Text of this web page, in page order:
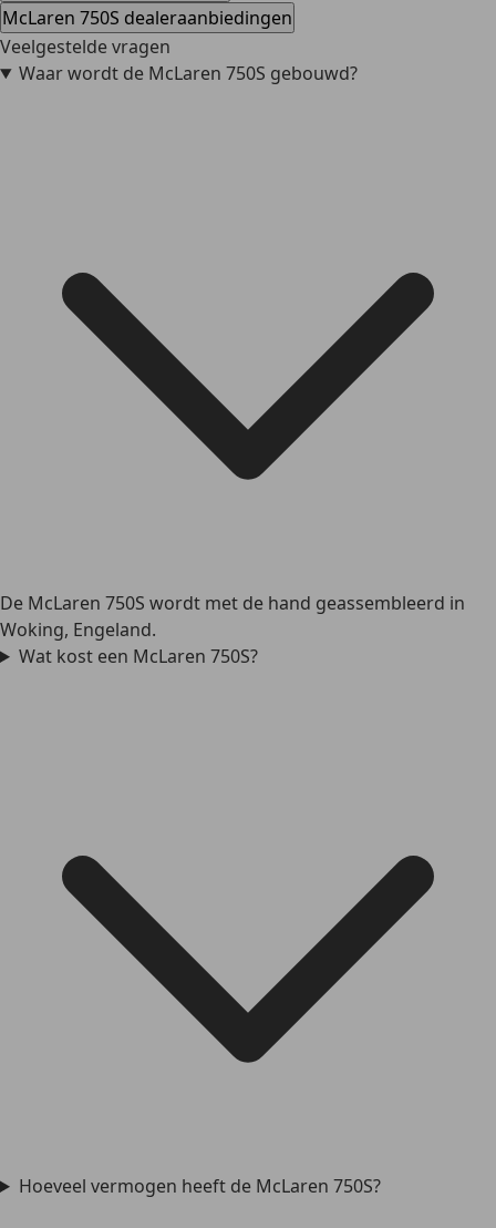
McLaren 750S dealeraanbiedingen
Veelgestelde vragen
Waar wordt de McLaren 750S gebouwd?
De McLaren 750S wordt met de hand geassembleerd in
Woking, Engeland.
Wat kost een McLaren 750S?
Hoeveel vermogen heeft de McLaren 750S?